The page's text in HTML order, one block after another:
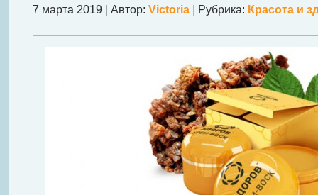
7 марта 2019 Автор: Victoria Рубрика: Красота и